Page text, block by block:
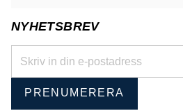
NYHETSBREV
PRENUMERERA